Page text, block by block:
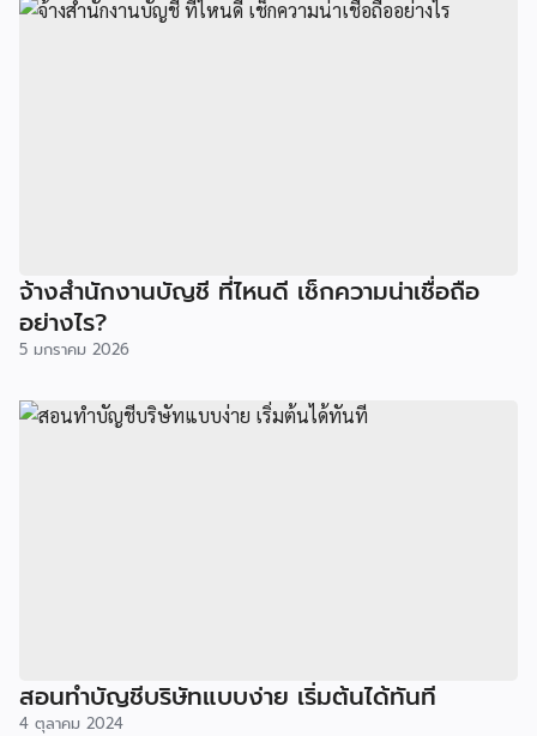
จ้างสำนักงานบัญชี ที่ไหนดี เช็กความน่าเชื่อถือ
อย่างไร?
5 มกราคม 2026
สอนทำบัญชีบริษัทแบบง่าย เริ่มต้นได้ทันที
4 ตุลาคม 2024